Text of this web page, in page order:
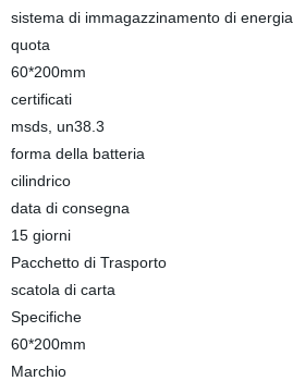
sistema di immagazzinamento di energia
quota
60*200mm
certificati
msds, un38.3
forma della batteria
cilindrico
data di consegna
15 giorni
Pacchetto di Trasporto
scatola di carta
Specifiche
60*200mm
Marchio